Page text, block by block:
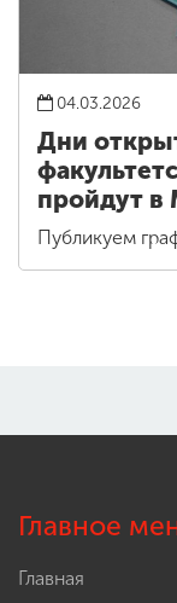
04.03.2026
Дни
пройдут в
Публикуем
Главное
Главная